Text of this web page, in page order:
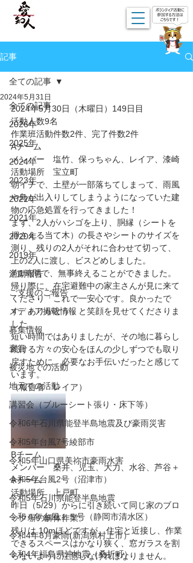
記事
全ての記事
2026年
2025年
2024年
2023年
2022年
2021年
2020年
2019年
活動報告
ご支援のご報告
メディア掲載情報
募集情報
褒賞
被災地での活動
地元での活動
講習会（ブルーシート張り・床下等）
令和6年石川県能登半島地震及び豪雨災害
令和5年台風7号綾部市
令和5年山口県美祢市豪雨水害
令和5年台風2号（沼津市）
令和5年石川県能登半島地震
令和４年台風１５号（静岡市清水区）
令和4年8月豪雨(新潟県村上市）
令和4年福島県沖地震（桑折町）
全ての記事
2024年5月31日
2024年5月30日（木曜日）149日目
活動人数9名
作業班活動件数2件、完了件数2件
Aチーム
メンバー　塩竹、保っちゃん、レイア、漆崎
活動場所　宝立町
朝イチで、土壁が一部落ちてしまって、雨風
や鳥が出入りしてしまうようになっていた建
物の応急処置を行ってきました！
まず、2人がハシゴを上り、胴縁（シートを
押さえる当て木）の長さやシートのサイズを
測り、残りの2人がそれに合わせて切って、
上の2人に渡し、ビスどめしました。
約1時間で、無事終えることができました。
帰り際に、在宅避難中の家主さんが見に来て
くださり「これで一安心です。良かったで
す、ありがとう」と笑顔を見せてくださりま
した。
短い時間ではありましたが、その地に暮らし
続ける方々の安心をほんの少しずつでも取り
戻すために、必要なお手伝いだったと感じて
います。
（報告者　レイア）
Bチーム
メンバー　桑井、児玉、大力、水谷、芦谷＋
Aチーム
活動場所　上戸町
昨日（5/29）からに引き続いて同じ家のブロ
ック塀の解体作業。
残りは 10mほどですが、住宅と近接し、作業
できるスペースはかなり狭く、窓ガラスを割
らないように注意しなければなりません。